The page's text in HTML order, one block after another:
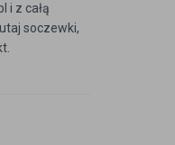
i z całą
soczewki,